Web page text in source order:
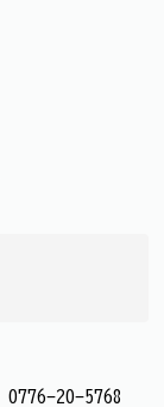
0776-20-5768